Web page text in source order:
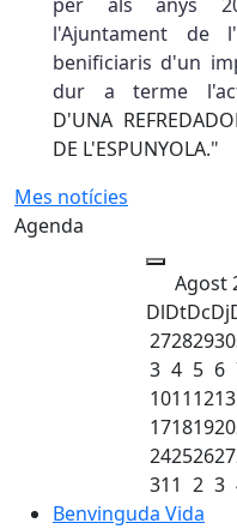
l'Ajuntament de
benificiaris d'un
dur a terme
D'UNA
DE L'ESPUNYOLA."
Mes notícies
Agenda
Agost
DlDtDcDj
27282930
3 4 5 6
10111213
17181920
24252627
311 2 3
Benvinguda Vida
Benvinguda Vida